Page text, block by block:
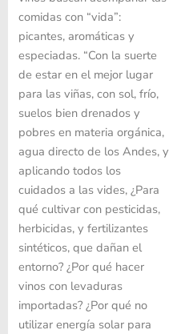
comidas con “vida”:
picantes, aromáticas y
especiadas. “Con la suerte
de estar en el mejor lugar
para las viñas, con sol, frío,
suelos bien drenados y
pobres en materia orgánica,
agua directo de los Andes, y
aplicando todos los
cuidados a las vides, ¿Para
qué cultivar con pesticidas,
herbicidas, y fertilizantes
sintéticos, que dañan el
entorno? ¿Por qué hacer
vinos con levaduras
importadas? ¿Por qué no
utilizar energía solar para